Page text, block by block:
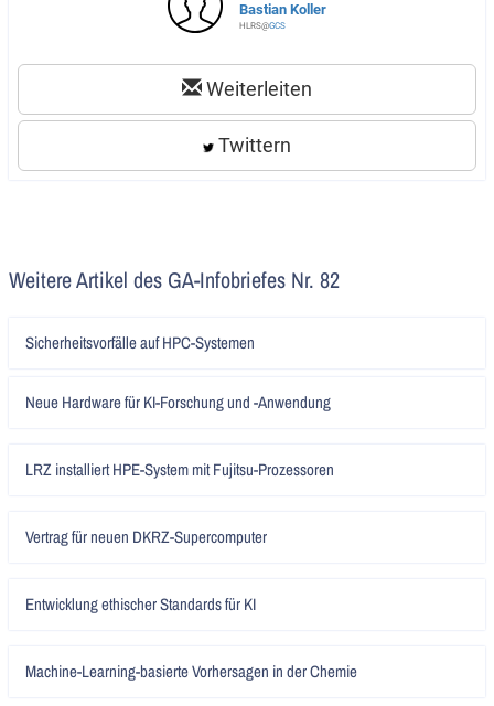
Bastian Koller
HLRS@GCS
Weiterleiten
Twittern
Weitere Artikel des GA-Infobriefes Nr. 82
Sicherheitsvorfälle auf HPC-Systemen
Neue Hardware für KI-Forschung und -Anwendung
LRZ installiert HPE-System mit Fujitsu-Prozessoren
Vertrag für neuen DKRZ-Supercomputer
Entwicklung ethischer Standards für KI
Machine-Learning-basierte Vorhersagen in der Chemie